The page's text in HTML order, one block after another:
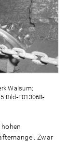
Walsum;
Bild-F013068-
Zwar